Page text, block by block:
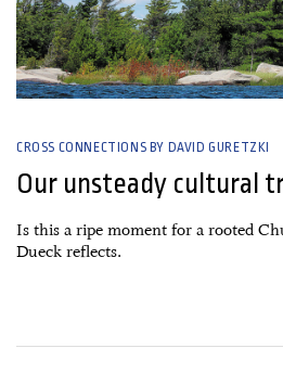
CROSS CONNECTIONS BY DAVID GURETZKI
Our unsteady cultural
Is this a ripe moment for a rooted
Dueck reflects.